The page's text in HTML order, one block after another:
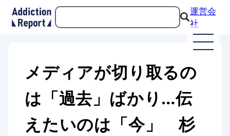
運営会
社
メディアが切り取るの
は「過去」ばかり…伝
えたいのは「今」 杉